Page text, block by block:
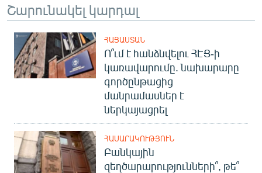
Շարունակել կարդալ
ՀԱՅԱՍՏԱՆ
Ո՞ւմ է հանձնվելու ՀԷՑ-ի
կառավարումը. նախարարը
գործընթացից
մանրամասներ է
ներկայացրել
ՀԱՍԱՐԱԿՈՒԹՅՈՒՆ
Բանկային
զեղծարարությունների՞, թե՞